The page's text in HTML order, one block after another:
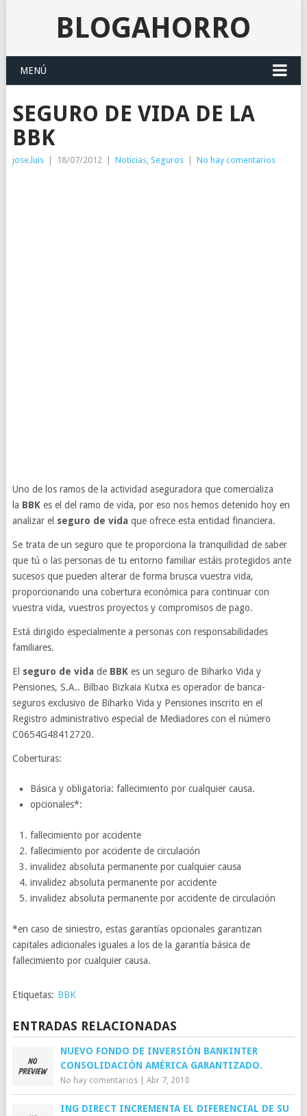
BLOGAHORRO
MENÚ
SEGURO DE VIDA DE LA
BBK
jose.luis 18/07/2012 Noticias, Seguros No hay comentarios
Uno de los ramos de la actividad aseguradora que comercializa
la BBKes el del ramo de vida, por eso nos hemos detenido hoy en
analizar el seguro de vida que ofrece esta entidad financiera.
Se trata de un seguro que te proporciona la tranquilidad de saber
que tú o las personas de tu entorno familiar estáis protegidos ante
sucesos que pueden alterar de forma brusca vuestra vida,
proporcionando una cobertura económica para continuar con
vuestra vida, vuestros proyectos y compromisos de pago.
Está dirigido especialmente a personas con responsabilidades
familiares.
El seguro de vida de BBKes un seguro de Biharko Vida y
Pensiones, S.A.. Bilbao Bizkaia Kutxa es operador de banca-
seguros exclusivo de Biharko Vida y Pensiones inscrito en el
Registro administrativo especial de Mediadores con el número
C0654G48412720.
Coberturas:
Básica y obligatoria: fallecimiento por cualquier causa.
opcionales*:
fallecimiento por accidente
fallecimiento por accidente de circulación
invalidez absoluta permanente por cualquier causa
invalidez absoluta permanente por accidente
invalidez absoluta permanente por accidente de circulación
*en caso de siniestro, estas garantías opcionales garantizan
capitales adicionales iguales a los de la garantía básica de
fallecimiento por cualquier causa.
Etiquetas: BBK
ENTRADAS RELACIONADAS
NUEVO FONDO DE INVERSIÓN BANKINTER
CONSOLIDACIÓN AMÉRICA GARANTIZADO.
No hay comentarios| Abr 7, 2010
ING DIRECT INCREMENTA EL DIFERENCIAL DE SU